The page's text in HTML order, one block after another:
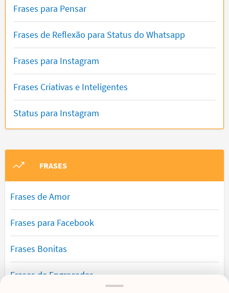
Frases para Pensar
Frases de Reflexão para Status do Whatsapp
Frases para Instagram
Frases Criativas e Inteligentes
Status para Instagram
FRASES
Frases de Amor
Frases para Facebook
Frases Bonitas
Frases de Engraçadas